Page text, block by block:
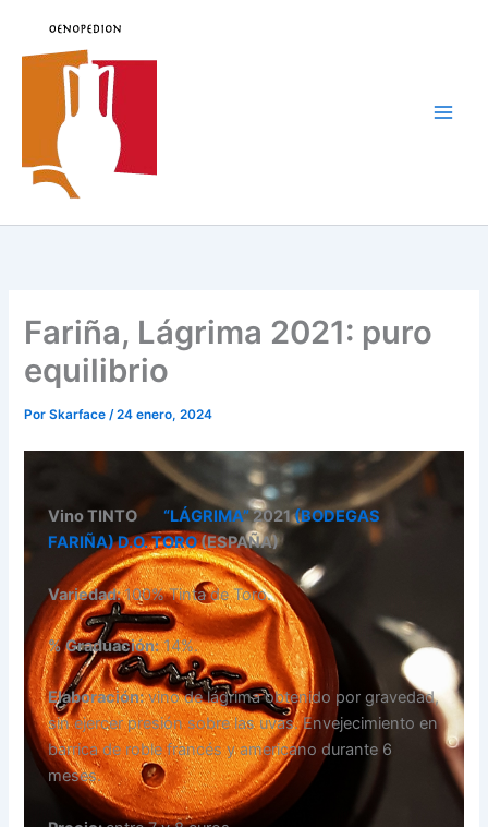
contenido
Fariña, Lágrima 2021: puro
equilibrio
PorSkarface/24 enero, 2024
Vino TINTO“LÁGRIMA”2021(BODEGAS
FARIÑA)D.O. TORO(ESPAÑA)
Variedad:100% Tinta de Toro.
% Graduación:14%.
Elaboración:vino de lágrima obtenido por gravedad,
sin ejercer presión sobre las uvas. Envejecimiento en
barrica de roble francés y americano durante 6
meses.